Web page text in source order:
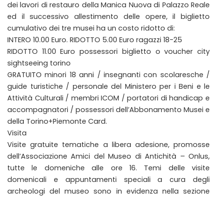
dei lavori di restauro della Manica Nuova di Palazzo Reale
ed il successivo allestimento delle opere, il biglietto
cumulativo dei tre musei ha un costo ridotto di:
INTERO 10.00 Euro. RIDOTTO 5.00 Euro ragazzi 18-25
RIDOTTO 11.00 Euro possessori biglietto o voucher city
sightseeing torino
GRATUITO minori 18 anni / insegnanti con scolaresche /
guide turistiche / personale del Ministero per i Beni e le
Attività Culturali / membri ICOM / portatori di handicap e
accompagnatori / possessori dell’Abbonamento Musei e
della Torino+Piemonte Card.
Visita
Visite gratuite tematiche a libera adesione, promosse
dell’Associazione Amici del Museo di Antichità – Onlus,
tutte le domeniche alle ore 16. Temi delle visite
domenicali e appuntamenti speciali a cura degli
archeologi del museo sono in evidenza nella sezione